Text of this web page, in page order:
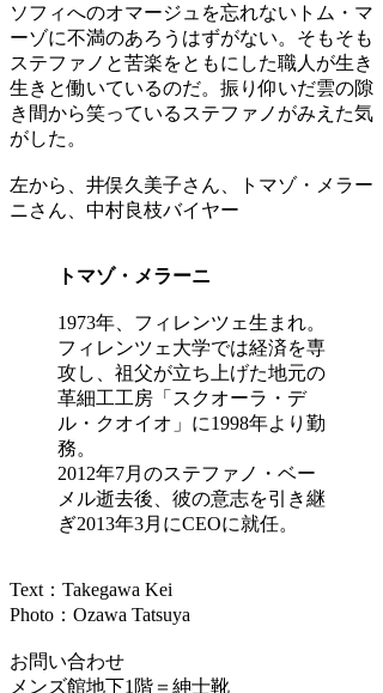
ソフィへのオマージュを忘れないトム・マ
ーゾに不満のあろうはずがない。そもそも
ステファノと苦楽をともにした職人が生き
生きと働いているのだ。振り仰いだ雲の隙
き間から笑っているステファノがみえた気
がした。
左から、井俣久美子さん、トマゾ・メラー
ニさん、中村良枝バイヤー
トマゾ・メラーニ
1973年、フィレンツェ生まれ。
フィレンツェ大学では経済を専
攻し、祖父が立ち上げた地元の
革細工工房「スクオーラ・デ
ル・クオイオ」に1998年より勤
務。
2012年7月のステファノ・ベー
メル逝去後、彼の意志を引き継
ぎ2013年3月にCEOに就任。
Text：Takegawa Kei
Photo：Ozawa Tatsuya
お問い合わせ
メンズ館地下1階＝紳士靴